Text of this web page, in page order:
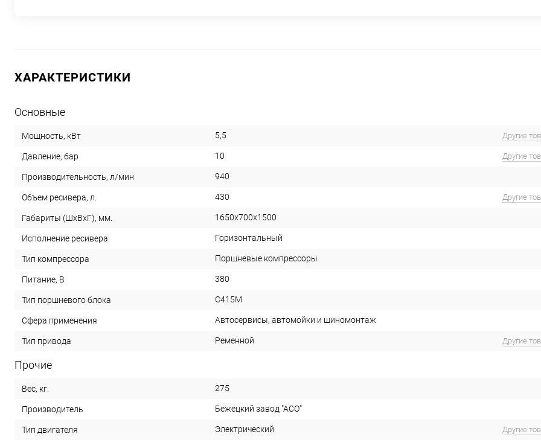
ХАРАКТЕРИСТИКИ
Основные
Мощность, кВт 5,5 Другие
Давление, бар 10 Другие
Производительность, л/мин 940
Объем ресивера, л. 430 Другие
Габариты (ШхВхГ), мм. 1650х700х1500
Исполнение ресивера Горизонтальный
Тип компрессора Поршневые компрессоры
Питание, В 380
Тип поршневого блока С415М
Сфера применения Автосервисы, автомойки и шиномонтаж
Тип привода Ременной Другие
Прочие
Вес, кг. 275
Производитель Бежецкий завод "АСО"
Тип двигателя Электрический Другие